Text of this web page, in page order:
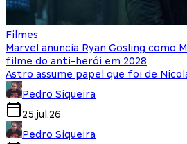
Filmes
Marvel anuncia Ryan Gosling como
filme do anti-herói em 2028
Astro assume papel que foi de
Pedro Siqueira
25.jul.26
Pedro Siqueira